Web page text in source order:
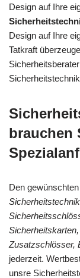
Design auf Ihre
Design auf Ihre
Tatkraft
brauchen
Den
Zusatzschlösser,
jederzeit.
unsre